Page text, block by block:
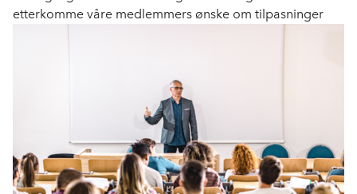
etterkomme våre medlemmers ønske om tilpasninger